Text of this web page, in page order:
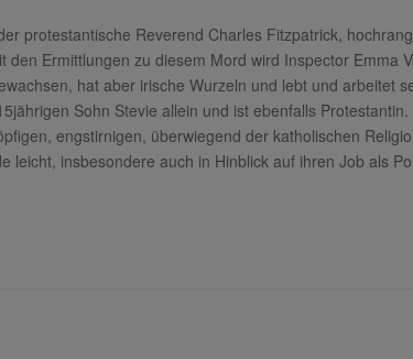
protestantische Reverend Charles Fitzpatrick,
den Ermittlungen zu diesem Mord wird Inspector Emma
hat aber irische Wurzeln und lebt und arbeitet
Sohn Stevie allein und ist ebenfalls
engstirnigen, überwiegend der katholischen
leicht, insbesondere auch in Hinblick auf ihren Job als